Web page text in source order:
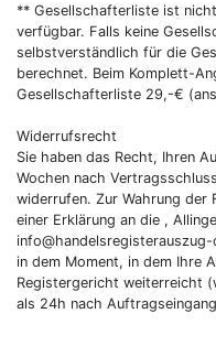
** Gesellschafterliste ist
verfügbar. Falls keine
selbstverständlich für die
berechnet. Beim Komplett-
Gesellschafterliste 29,-€
Widerrufsrecht
Sie haben das Recht, Ihren
Wochen nach
widerrufen. Zur Wahrung
einer Erklärung an die ,
in dem Moment, in dem Ihre
Registergericht weiterreicht
als 24h nach